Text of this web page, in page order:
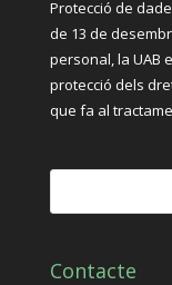
Protecció de
de 13 de
personal, la UAB
protecció dels
que fa al
Contacte